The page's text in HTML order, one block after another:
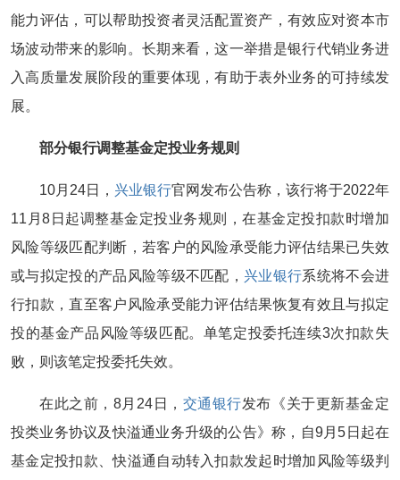
能力评估，可以帮助投资者灵活配置资产，有效应对资本市
场波动带来的影响。长期来看，这一举措是银行代销业务进
入高质量发展阶段的重要体现，有助于表外业务的可持续发
展。
部分银行调整基金定投业务规则
10月24日， 兴业银行官网发布公告称，该行将于2022年
11月8日起调整基金定投业务规则，在基金定投扣款时增加
风险等级匹配判断，若客户的风险承受能力评估结果已失效
或与拟定投的产品风险等级不匹配， 兴业银行系统将不会进
行扣款，直至客户风险承受能力评估结果恢复有效且与拟定
投的基金产品风险等级匹配。单笔定投委托连续3次扣款失
败，则该笔定投委托失效。
在此之前，8月24日， 交通银行发布《关于更新基金定
投类业务协议及快溢通业务升级的公告》称，自9月5日起在
基金定投扣款、快溢通自动转入扣款发起时增加风险等级判